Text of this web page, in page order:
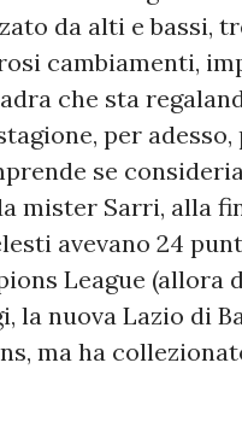
da alti e bassi,
cambiamenti,
che sta
per
se
mister Sarri, alla
avevano 24
League (allora
la nuova Lazio di
ma ha